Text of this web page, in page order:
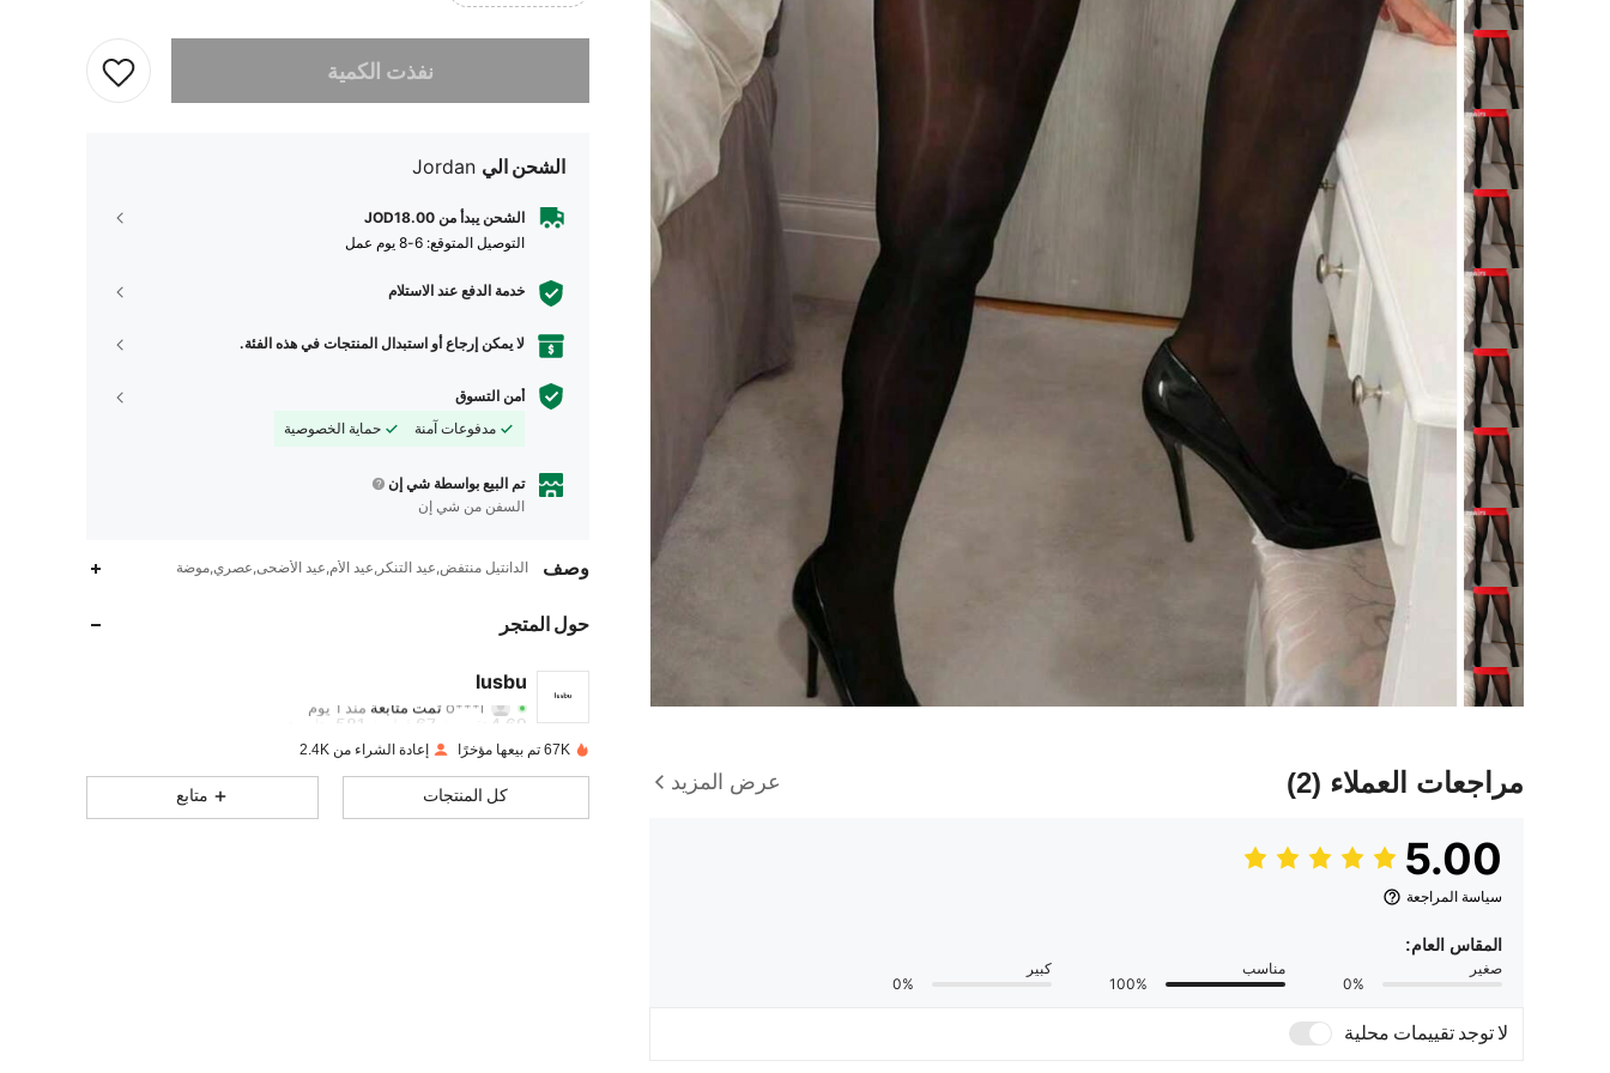
مراجعات العملاء (2) عرض المزيد
5.00
سياسة المراجعة
المقاس العام:
صغير
0%
مناسب
100%
كبير
0%
لا توجد تقييمات محلية
نفذت الكمية
الشحن الي Jordan
الشحن يبدأ من JOD18.00
التوصيل المتوقع: 6-8 يوم عمل
خدمة الدفع عند الاستلام
لا يمكن إرجاع أو استبدال المنتجات في هذه الفئة.
أمن التسوق
مدفوعات آمنة
حماية الخصوصية
تم البيع بواسطة شي إن
السفن من شي إن
وصف الدانتيل منتفض,عيد التنكر,عيد الأم,عيد الأضحى,عصري,موضة
حول المتجر
lusbu
4.69 تقييم 67قطع 581 متابعون
4.69
67
581
67K تم بيعها مؤخرًا إعادة الشراء من 2.4K
كل المنتجات متابع